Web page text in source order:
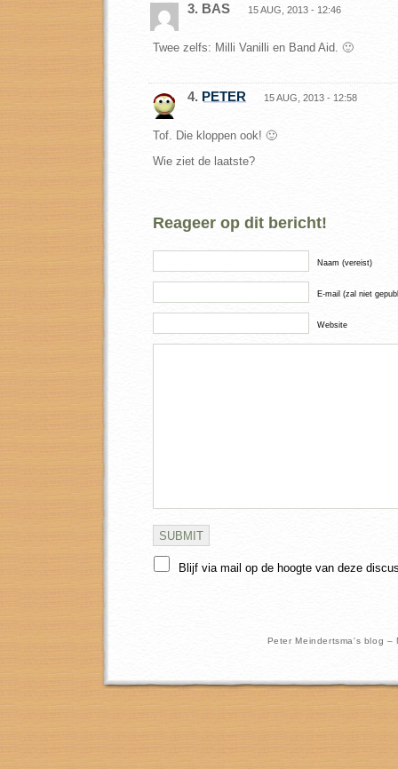
3. BAS 15 AUG, 2013 - 12:46
Twee zelfs: Milli Vanilli en Band Aid. 🙂
4. PETER 15 AUG, 2013 - 12:58
Tof. Die kloppen ook! 🙂
Wie ziet de laatste?
Reageer op dit bericht!
Naam (vereist)
E-mail (zal niet
Website
Blijf via mail op de hoogte van deze
Peter Meindertsma's blog